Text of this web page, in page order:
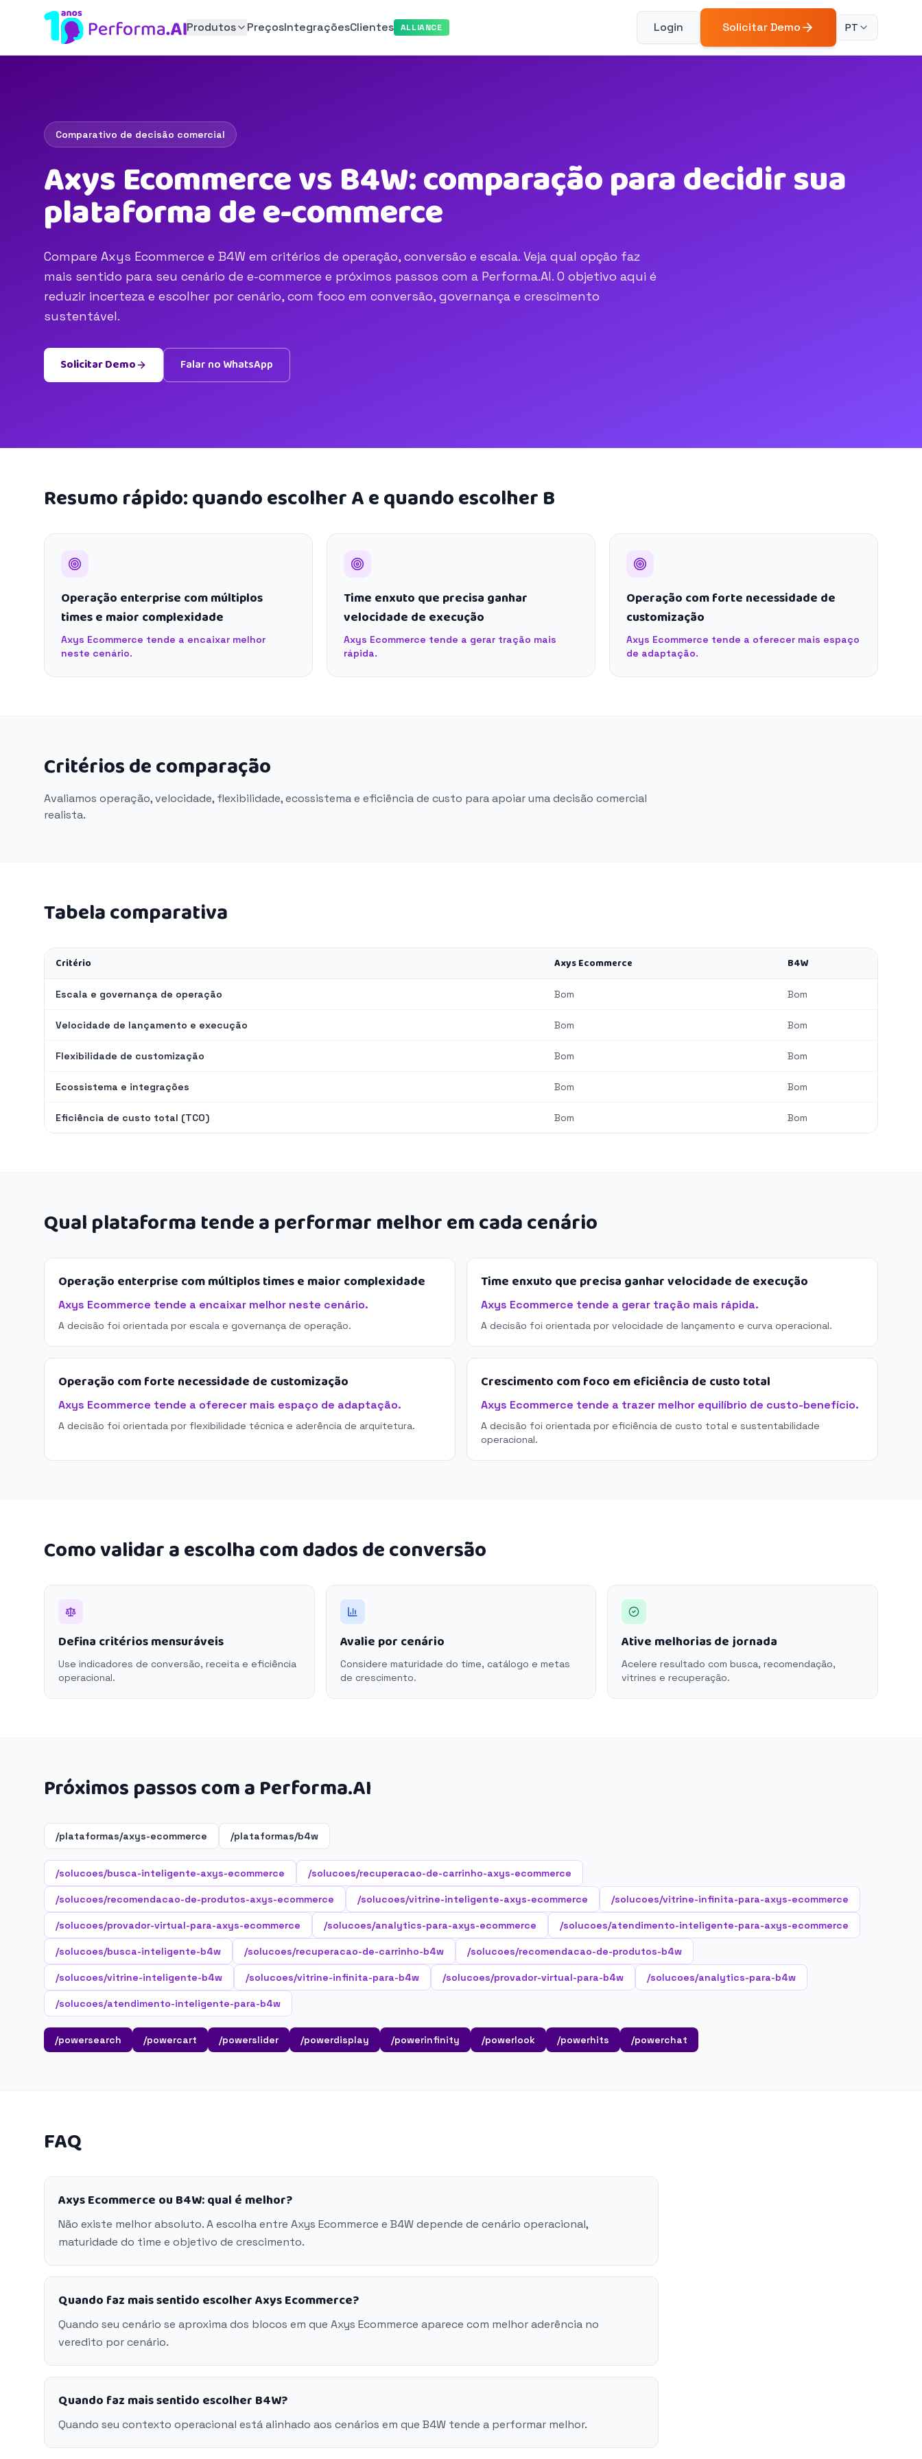
Produtos PreçosIntegraçõesClientes ALLIANCE Login Solicitar Demo PT
Comparativo de decisão comercial
Axys Ecommerce vs B4W: comparação para decidir sua
plataforma de e-commerce
Compare Axys Ecommerce e B4W em critérios de operação, conversão e escala. Veja qual opção faz
mais sentido para seu cenário de e-commerce e próximos passos com a Performa.AI. O objetivo aqui é
reduzir incerteza e escolher por cenário, com foco em conversão, governança e crescimento
sustentável.
Solicitar Demo Falar no WhatsApp
Resumo rápido: quando escolher A e quando escolher B
Operação enterprise com múltiplos
times e maior complexidade
Axys Ecommerce tende a encaixar melhor
neste cenário.
Time enxuto que precisa ganhar
velocidade de execução
Axys Ecommerce tende a gerar tração mais
rápida.
Operação com forte necessidade de
customização
Axys Ecommerce tende a oferecer mais espaço
de adaptação.
Critérios de comparação
Avaliamos operação, velocidade, flexibilidade, ecossistema e eficiência de custo para apoiar uma decisão comercial
realista.
Tabela comparativa
Critério Axys Ecommerce B4W
Escala e governança de operação Bom Bom
Velocidade de lançamento e execução Bom Bom
Flexibilidade de customização Bom Bom
Ecossistema e integrações Bom Bom
Eficiência de custo total (TCO) Bom Bom
Qual plataforma tende a performar melhor em cada cenário
Operação enterprise com múltiplos times e maior complexidade
Axys Ecommerce tende a encaixar melhor neste cenário.
A decisão foi orientada por escala e governança de operação.
Time enxuto que precisa ganhar velocidade de execução
Axys Ecommerce tende a gerar tração mais rápida.
A decisão foi orientada por velocidade de lançamento e curva operacional.
Operação com forte necessidade de customização
Axys Ecommerce tende a oferecer mais espaço de adaptação.
A decisão foi orientada por flexibilidade técnica e aderência de arquitetura.
Crescimento com foco em eficiência de custo total
Axys Ecommerce tende a trazer melhor equilíbrio de custo-benefício.
A decisão foi orientada por eficiência de custo total e sustentabilidade
operacional.
Como validar a escolha com dados de conversão
Defina critérios mensuráveis
Use indicadores de conversão, receita e eficiência
operacional.
Avalie por cenário
Considere maturidade do time, catálogo e metas
de crescimento.
Ative melhorias de jornada
Acelere resultado com busca, recomendação,
vitrines e recuperação.
Próximos passos com a Performa.AI
/plataformas/axys-ecommerce /plataformas/b4w
/solucoes/busca-inteligente-axys-ecommerce /solucoes/recuperacao-de-carrinho-axys-ecommerce
/solucoes/recomendacao-de-produtos-axys-ecommerce /solucoes/vitrine-inteligente-axys-ecommerce /solucoes/vitrine-infinita-para-axys-ecommerce
/solucoes/provador-virtual-para-axys-ecommerce /solucoes/analytics-para-axys-ecommerce /solucoes/atendimento-inteligente-para-axys-ecommerce
/solucoes/busca-inteligente-b4w /solucoes/recuperacao-de-carrinho-b4w /solucoes/recomendacao-de-produtos-b4w
/solucoes/vitrine-inteligente-b4w /solucoes/vitrine-infinita-para-b4w /solucoes/provador-virtual-para-b4w /solucoes/analytics-para-b4w
/solucoes/atendimento-inteligente-para-b4w
/powersearch /powercart /powerslider /powerdisplay /powerinfinity /powerlook /powerhits /powerchat
FAQ
Axys Ecommerce ou B4W: qual é melhor?
Não existe melhor absoluto. A escolha entre Axys Ecommerce e B4W depende de cenário operacional,
maturidade do time e objetivo de crescimento.
Quando faz mais sentido escolher Axys Ecommerce?
Quando seu cenário se aproxima dos blocos em que Axys Ecommerce aparece com melhor aderência no
veredito por cenário.
Quando faz mais sentido escolher B4W?
Quando seu contexto operacional está alinhado aos cenários em que B4W tende a performar melhor.